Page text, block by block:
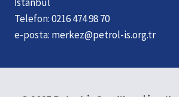
Telefon:0216 474 98 70
e-posta: merkez@petrol-is.org.tr